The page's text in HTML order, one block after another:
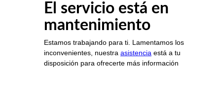
El servicio está en
mantenimiento
Estamos trabajando para ti. Lamentamos los
inconvenientes, nuestra asistencia está a tu
disposición para ofrecerte más información